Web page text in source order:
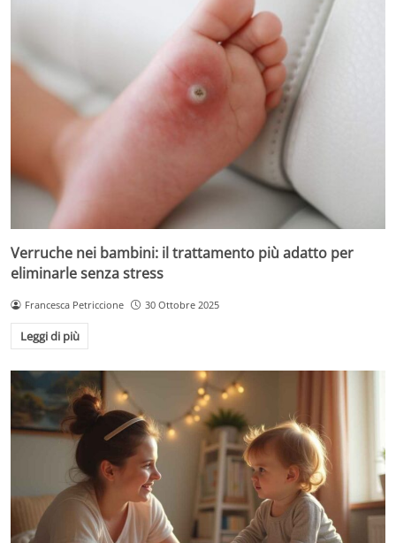
Verruche nei bambini: il trattamento più adatto per
eliminarle senza stress
Francesca Petriccione 30 Ottobre 2025
Leggi di più